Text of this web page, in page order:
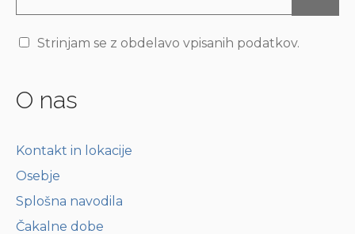
Strinjam se z obdelavo vpisanih podatkov.
O nas
Kontakt in lokacije
Osebje
Splošna navodila
Čakalne dobe